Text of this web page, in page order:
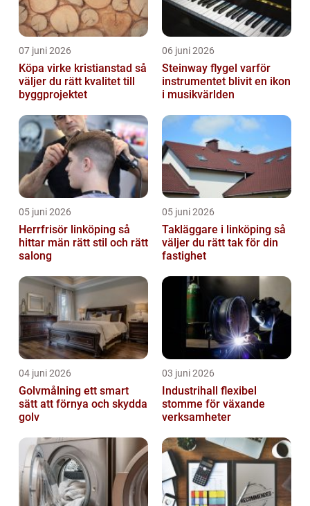
07 juni 2026
Köpa virke kristianstad så
väljer du rätt kvalitet till
byggprojektet
06 juni 2026
Steinway flygel varför
instrumentet blivit en ikon
i musikvärlden
05 juni 2026
Herrfrisör linköping så
hittar män rätt stil och rätt
salong
05 juni 2026
Takläggare i linköping så
väljer du rätt tak för din
fastighet
04 juni 2026
Golvmålning ett smart
sätt att förnya och skydda
golv
03 juni 2026
Industrihall flexibel
stomme för växande
verksamheter